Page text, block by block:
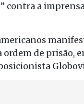
contra a
ordem de prisão,